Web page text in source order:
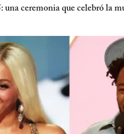
una ceremonia que celebró la